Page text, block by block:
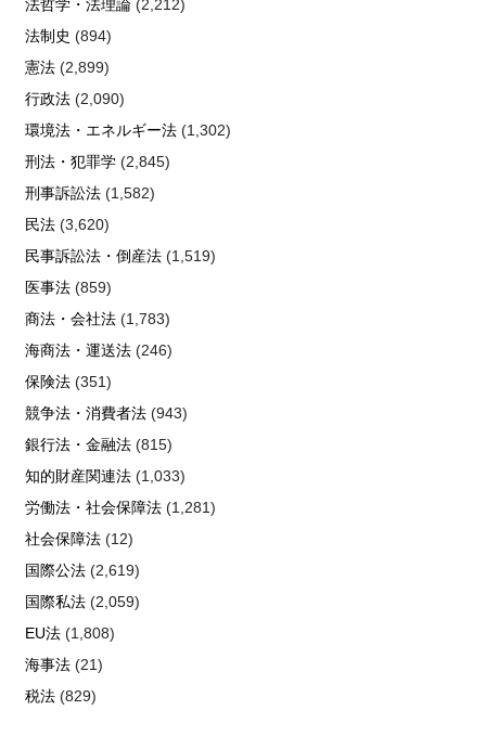
法哲学・法理論(2,212)
法制史 (894)
憲法(2,899)
行政法(2,090)
環境法・エネルギー法(1,302)
刑法・犯罪学(2,845)
刑事訴訟法(1,582)
民法(3,620)
民事訴訟法・倒産法(1,519)
医事法(859)
商法・会社法(1,783)
海商法・運送法(246)
保険法(351)
競争法・消費者法(943)
銀行法・金融法(815)
知的財産関連法(1,033)
労働法・社会保障法(1,281)
社会保障法(12)
国際公法(2,619)
国際私法(2,059)
EU法(1,808)
海事法(21)
税法(829)